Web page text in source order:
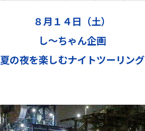
８月１４日（土）
し～ちゃん企画
夏の夜を楽しむナイトツーリング